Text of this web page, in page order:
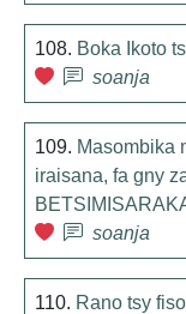
108. Boka Ikoto
soanja
109. Masombika
iraisana, fa gny
soanja
110. Rano tsy